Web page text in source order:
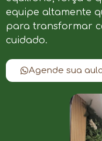
equipe altamente
para transformar
cuidado.
Agende sua